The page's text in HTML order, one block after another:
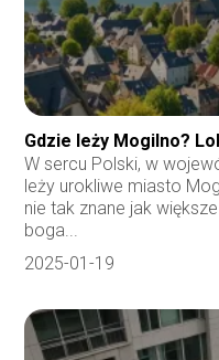
Gdzie leży Mogilno?
W sercu Polski, w
leży urokliwe miasto
nie tak znane jak
boga...
2025-01-19